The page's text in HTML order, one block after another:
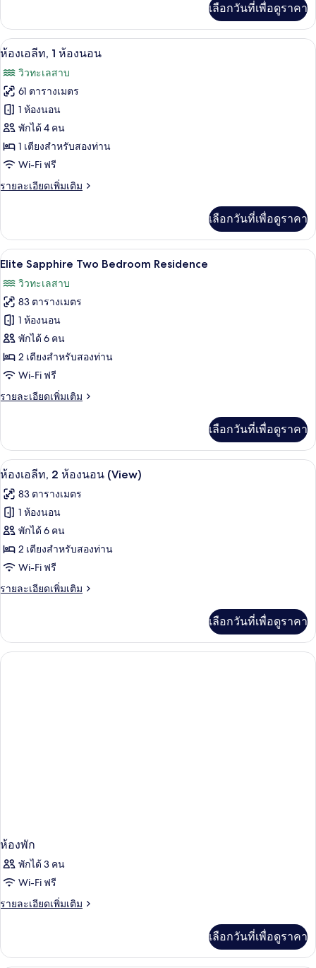
นอน,
วิว
สวน
เกี่ยว
กับ
ห้อง
ลีท,
ห้อง
นอน,
วิว
สวน
เลือกวันที่เพื่อดูราคา
เปิด
ภาพถ่าย
ทั้งหมด
ของ
ห้อง
เอ
ลีท,
1
นอน
ทีวีจอแบน 65 นิ้ว พร้อมช่องดาวเทียม,
7
ห้องเอลีท, 1 ห้องนอน
วิวทะเลสาบ
61 ตารางเมตร
1 ห้องนอน
พักได้ 4 คน
1 เตียงสำหรับสองท่าน
Wi-Fi ฟรี
รายละเอียดเพิ่มเติม
ราย
เกี่ยว
กับ
ห้อง
ลีท,
ห้อง
นอน
เลือกวันที่เพื่อดูราคา
เปิด
ภาพถ่าย
ทั้งหมด
ของ
Elite
Sapphire
Two
Residence
Elite Sapphire Two Bedroom
11
Elite Sapphire Two Bedroom Residence
วิวทะเลสาบ
83 ตารางเมตร
1 ห้องนอน
พักได้ 6 คน
2 เตียงสำหรับสองท่าน
Wi-Fi ฟรี
รายละเอียดเพิ่มเติม
ราย
เกี่ยว
กับ
Elite
Two
Bedroom
Residence
เลือกวันที่เพื่อดูราคา
เปิด
ภาพถ่าย
ทั้งหมด
ของ
ห้อง
เอ
ลีท,
นอน
ห้องเอลีท, 2 ห้องนอน (View) | วิวจากห้
6
ห้องเอลีท, 2 ห้องนอน (View)
83 ตารางเมตร
1 ห้องนอน
พักได้ 6 คน
2 เตียงสำหรับสองท่าน
Wi-Fi ฟรี
รายละเอียดเพิ่มเติม
ราย
เกี่ยว
กับ
ห้อง
เลือกวันที่เพื่อดูราคา
ห้องพัก
พักได้ 3 คน
Wi-Fi ฟรี
รายละเอียดเพิ่มเติม
ราย
เกี่ยว
เลือกวันที่เพื่อดูราคา